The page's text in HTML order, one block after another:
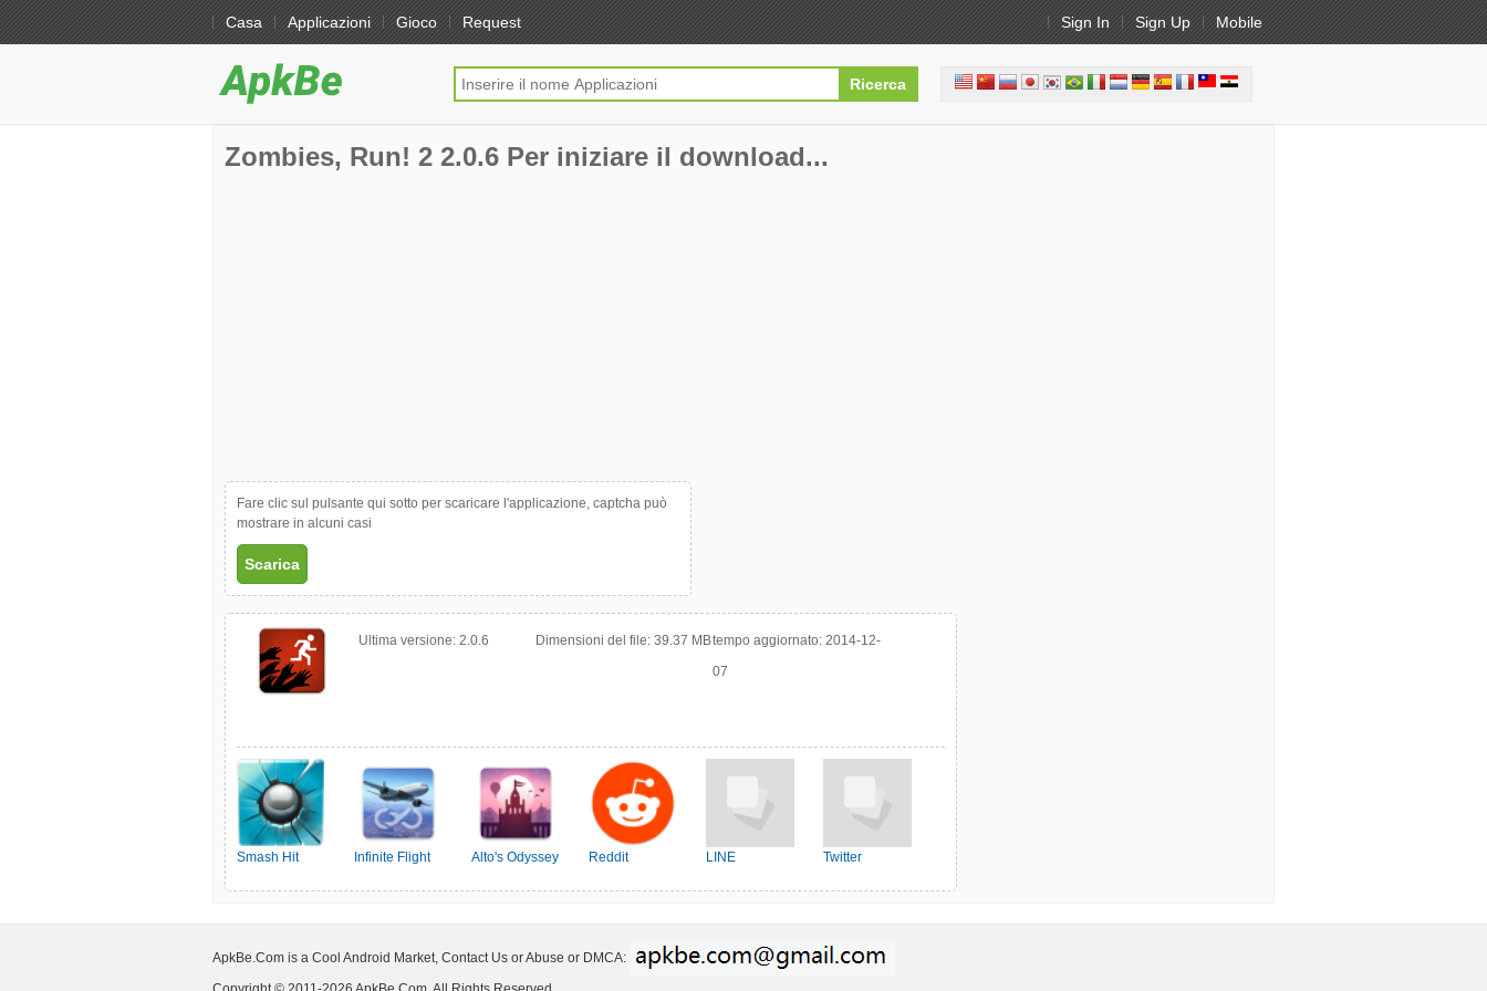
Casa Applicazioni Gioco Request Sign In Sign Up Mobile
Zombies, Run! 2 2.0.6 Per iniziare il download...
Fare clic sul pulsante qui sotto per scaricare l'applicazione, captcha può
mostrare in alcuni casi
Scarica
Ultima versione: 2.0.6 Dimensioni del file: 39.37 MBtempo aggiornato: 2014-12-
07
Smash Hit
Infinite Flight
Alto's Odyssey Reddit LINE Twitter
ApkBe.Com is a Cool Android Market, Contact Us or Abuse or DMCA: